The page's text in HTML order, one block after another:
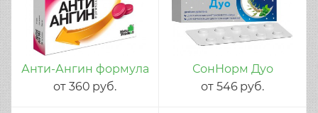
Анти-Ангин формула
от 360 руб.
СонНорм Дуо
от 546 руб.